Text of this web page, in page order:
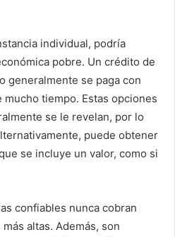
individual, podría
pobre. Un crédito de
generalmente se paga con
tiempo. Estas opciones
se le revelan, por lo
puede obtener
se incluye un valor, como si
confiables nunca cobran
altas. Además, son